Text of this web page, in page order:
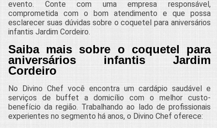
evento. Conte com uma empresa responsável,
comprometida com o bom atendimento e que possa
esclarecer suas dúvidas sobre o coquetel para aniversários
infantis Jardim Cordeiro.
Saiba mais sobre o coquetel para
aniversários infantis Jardim
Cordeiro
No Divino Chef você encontra um cardápio saudável e
serviços de buffet a domicílio com o melhor custo-
benefício da região. Trabalhando ao lado de profissionais
experientes no segmento há anos, o Divino Chef oferece: